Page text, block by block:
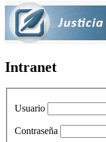
Intranet
Usuario
Contraseña